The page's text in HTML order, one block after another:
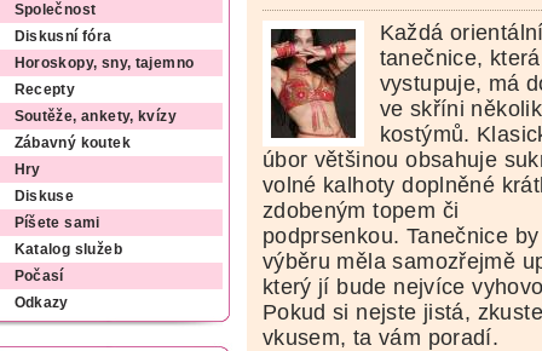
Společnost
Diskusní fóra
Horoskopy, sny, tajemno
Recepty
Soutěže, ankety, kvízy
Zábavný koutek
Hry
Diskuse
Píšete sami
Katalog služeb
Počasí
Odkazy
Každá
tanečnice, která
vystupuje, má
ve skříni několik
kostýmů.
úbor většinou obsahuje
volné kalhoty doplněné
zdobeným topem či
podprsenkou. Tanečnice
výběru měla samozřejmě
který jí bude nejvíce
Pokud si nejste jistá,
vkusem, ta vám poradí.